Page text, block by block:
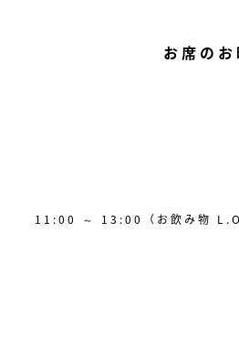
お席のお
11:00 ～ 13:00（お飲み物